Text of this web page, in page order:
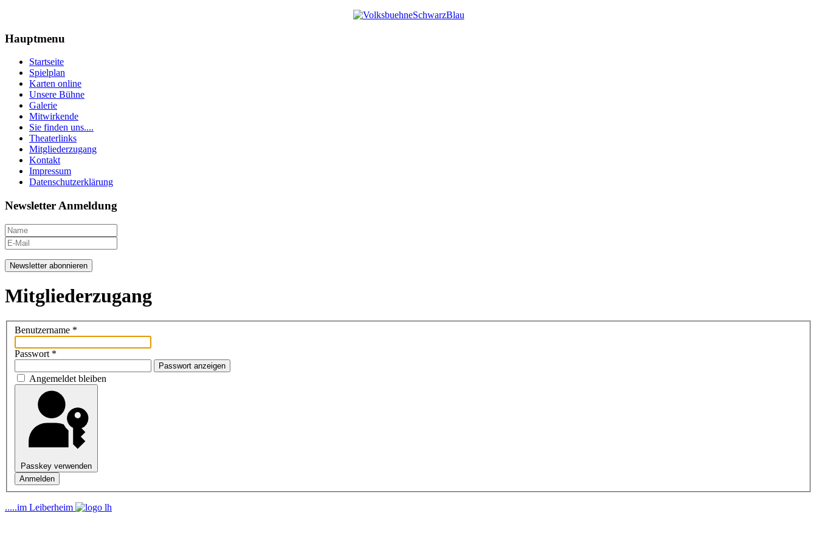
Hauptmenu
Startseite
Spielplan
Karten online
Unsere Bühne
Galerie
Mitwirkende
Sie finden uns....
Theaterlinks
Mitgliederzugang
Kontakt
Impressum
Datenschutzerklärung
Newsletter Anmeldung
Newsletter abonnieren
Mitgliederzugang
Benutzername *
Passwort *
Passwort anzeigen
Angemeldet bleiben
Passkey verwenden
Anmelden
.....im Leiberheim